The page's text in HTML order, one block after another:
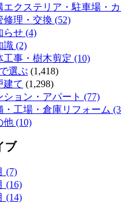
エクステリア・駐車場・
修理・交換 (52)
らせ (4)
識 (2)
工事・樹木剪定 (10)
選ぶ (1,418)
建て (1,298)
ション・アパート (77)
・工場・倉庫リフォーム
他 (10)
ブ
(7)
(16)
(14)